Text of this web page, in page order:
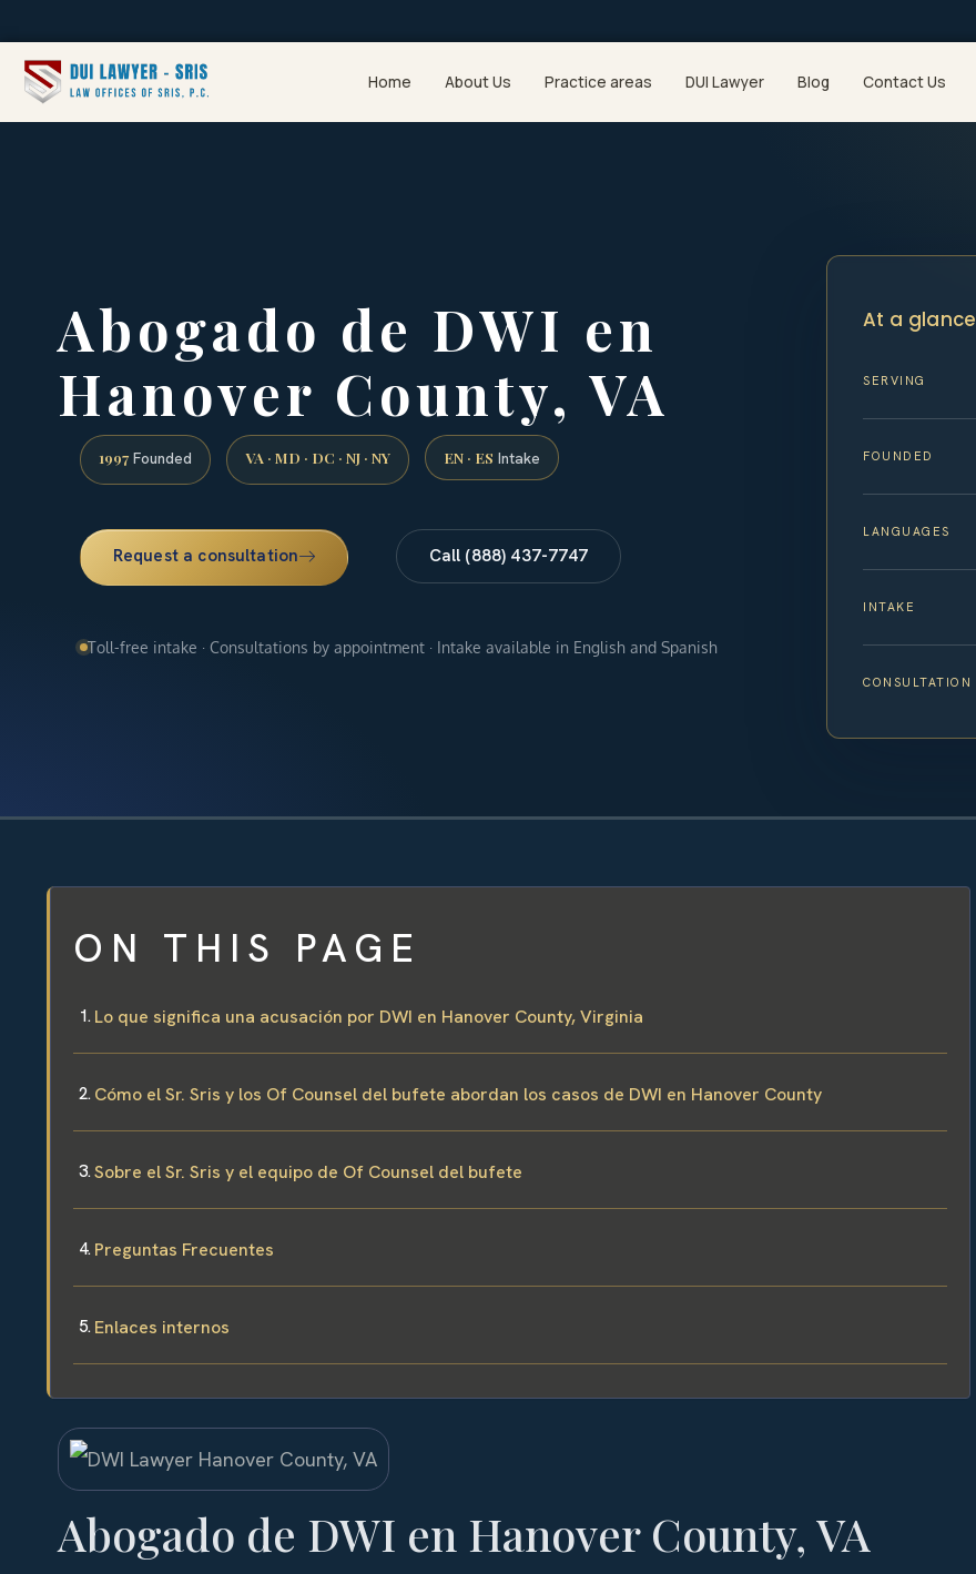
Home About Us Practice areas DUI Lawyer Blog Contact Us
Abogado de DWI en
Hanover County, VA
1997 Founded VA · MD · DC · NJ · NY EN · ES Intake
Request a consultation Call (888) 437-7747
Toll-free intake · Consultations by appointment · Intake available in English and Spanish
At a glance
SERVING
FOUNDED
LANGUAGES
INTAKE
CONSULTATION
ON THIS PAGE
Lo que significa una acusación por DWI en Hanover County, Virginia
Cómo el Sr. Sris y los Of Counsel del bufete abordan los casos de DWI en Hanover County
Sobre el Sr. Sris y el equipo de Of Counsel del bufete
Preguntas Frecuentes
Enlaces internos
Abogado de DWI en Hanover County, VA